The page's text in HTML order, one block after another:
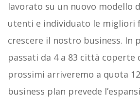
lavorato su un nuovo modello
utenti e individuato le migliori
crescere il nostro business. In
passati da 4 a 83 città coperte
prossimi arriveremo a quota
business plan prevede